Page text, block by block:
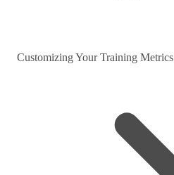
Customizing Your Training Metrics